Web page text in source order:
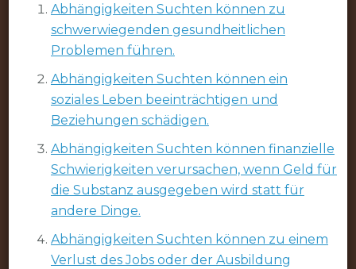
Abhängigkeiten Suchten können zu
schwerwiegenden gesundheitlichen
Problemen führen.
Abhängigkeiten Suchten können ein
soziales Leben beeinträchtigen und
Beziehungen schädigen.
Abhängigkeiten Suchten können finanzielle
Schwierigkeiten verursachen, wenn Geld für
die Substanz ausgegeben wird statt für
andere Dinge.
Abhängigkeiten Suchten können zu einem
Verlust des Jobs oder der Ausbildung